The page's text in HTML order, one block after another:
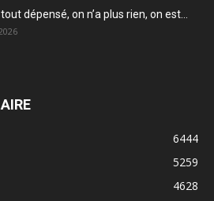
dépensé, on n’a plus rien, on est...
6444
5259
4628